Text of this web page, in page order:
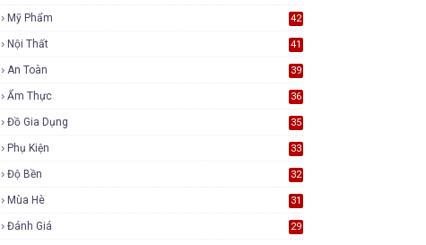
Mỹ Phẩm 42
Nội Thất 41
An Toàn 39
Ẩm Thực 36
Đồ Gia Dụng 35
Phụ Kiện 33
Độ Bền 32
Mùa Hè 31
Đánh Giá 29